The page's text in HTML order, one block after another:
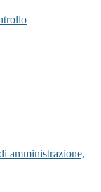
amministrazione,